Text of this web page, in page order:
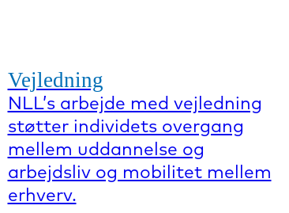
Vejledning
NLL’s arbejde med vejledning
støtter individets overgang
mellem uddannelse og
arbejdsliv og mobilitet mellem
erhverv.